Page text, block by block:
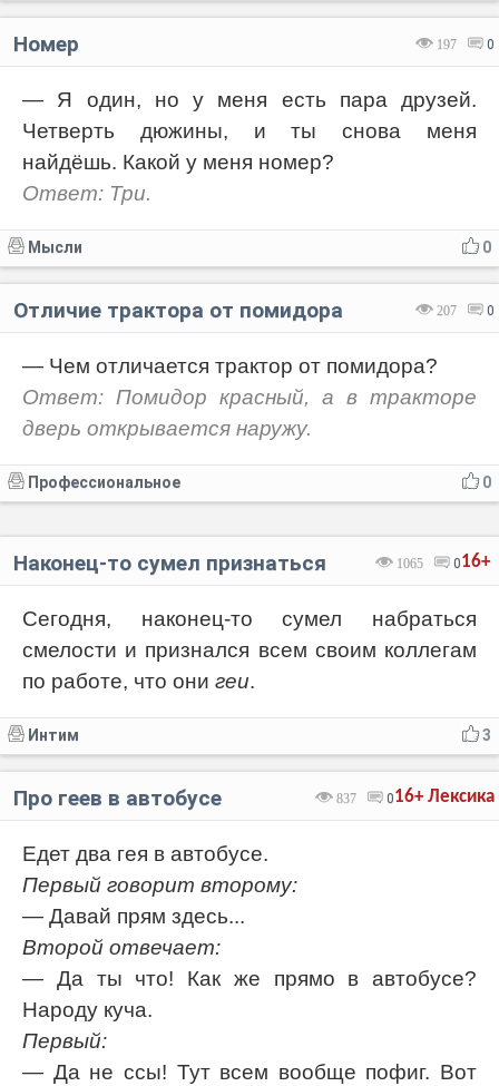
197 0
Номер
— Я один, но у меня есть пара друзей.
Четверть дюжины, и ты снова меня
найдёшь. Какой у меня номер?
Ответ: Три.
0
Мысли
207 0
Отличие трактора от помидора
— Чем отличается трактор от помидора?
Ответ: Помидор красный, а в тракторе
дверь открывается наружу.
0
Профессиональное
16+
1065 0
Наконец-то сумел признаться
Сегодня, наконец-то сумел набраться
смелости и признался всем своим коллегам
по работе, что они геи.
3
Интим
Лексика
16+
837 0
Про геев в автобусе
Едет два гея в автобусе.
Первый говорит второму:
— Давай прям здесь...
Второй отвечает:
— Да ты что! Как же прямо в автобусе?
Народу куча.
Первый:
— Да не ссы! Тут всем вообще пофиг. Вот